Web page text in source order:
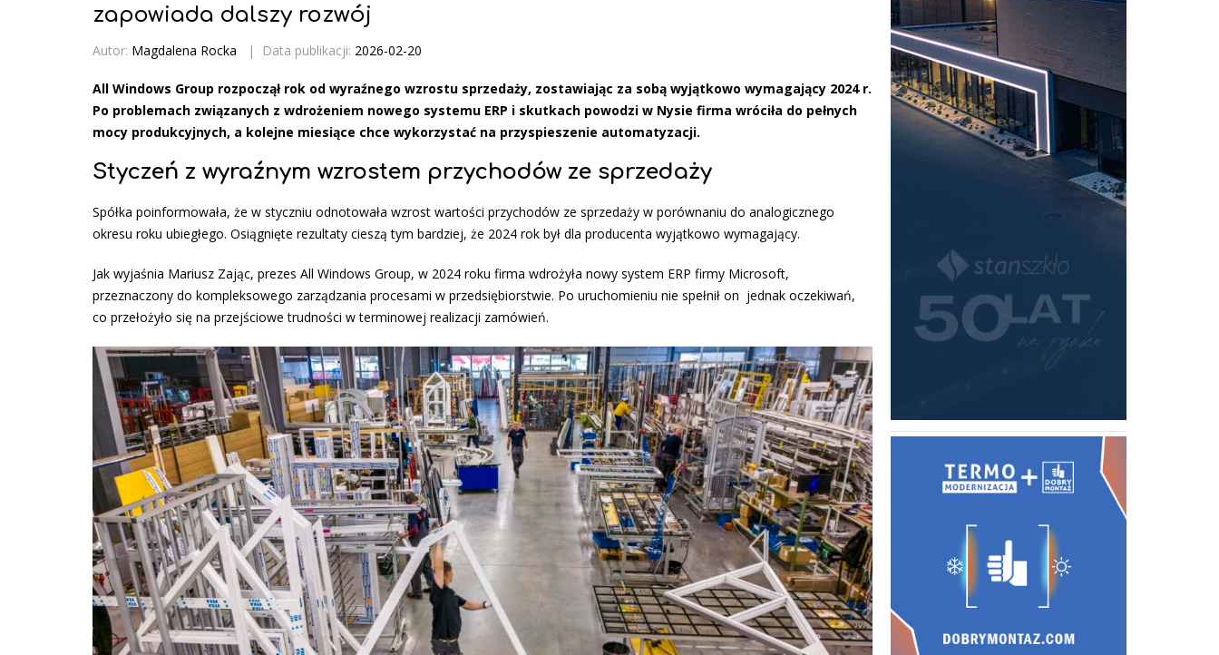
zapowiada dalszy rozwój
Autor: Magdalena Rocka | Data publikacji: 2026-02-20
All Windows Group rozpoczął rok od wyraźnego wzrostu sprzedaży, zostawiając za sobą wyjątkowo wymagający 2024 r.
Po problemach związanych z wdrożeniem nowego systemu ERP i skutkach powodzi w Nysie firma wróciła do pełnych
mocy produkcyjnych, a kolejne miesiące chce wykorzystać na przyspieszenie automatyzacji.
Styczeń z wyraźnym wzrostem przychodów ze sprzedaży
Spółka poinformowała, że w styczniu odnotowała wzrost wartości przychodów ze sprzedaży w porównaniu do analogicznego
okresu roku ubiegłego. Osiągnięte rezultaty cieszą tym bardziej, że 2024 rok był dla producenta wyjątkowo wymagający.
Jak wyjaśnia Mariusz Zając, prezes All Windows Group, w 2024 roku firma wdrożyła nowy system ERP firmy Microsoft,
przeznaczony do kompleksowego zarządzania procesami w przedsiębiorstwie. Po uruchomieniu nie spełnił on jednak oczekiwań,
co przełożyło się na przejściowe trudności w terminowej realizacji zamówień.